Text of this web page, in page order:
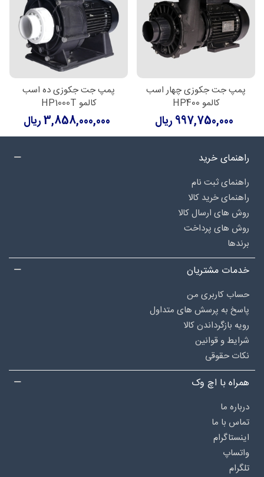
پمپ جت جکوزی چهار اسب
کالمو HP400
997,750,000 ریال
پمپ جت جکوزی ده اسب
کالمو HP1000T
3,858,000,000 ریال
راهنمای خرید
راهنمای ثبت نام
راهنمای خرید کالا
روش های ارسال کالا
روش های پرداخت
برندها
خدمات مشتریان
حساب کاربری من
پاسخ به پرسش های متداول
رویه بازگرداندن کالا
شرایط و قوانین
نکات حقوقی
همراه با اچ وک
درباره‌ ما
تماس با ما
اینستاگرام
واتساپ
تلگرام